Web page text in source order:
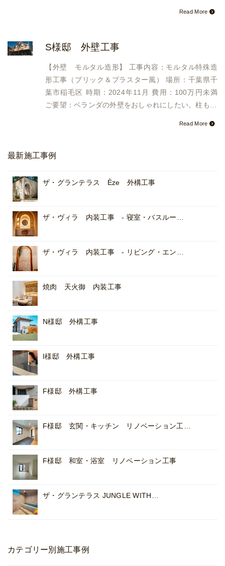
Read More
S様邸 外壁工事
【外壁 モルタル造形】 工事内容：モルタル特殊造
形工事（ブリック＆プラスター風） 場所：千葉県千
葉市稲毛区 時期：2024年11月 費用：100万円未満
ご要望：ベランダの外壁をおしゃれにしたい。柱も…
Read More
最新施工事例
ザ・グランテラス Èze 外構工事
ザ・ヴィラ 内装工事 - 寝室・バスルー…
ザ・ヴィラ 内装工事 - リビング・エン…
焼肉 天火御 内装工事
N様邸 外構工事
I様邸 外構工事
F様邸 外構工事
F様邸 玄関・キッチン リノベーション工…
F様邸 和室・浴室 リノベーション工事
ザ・グランテラス JUNGLE WITH…
カテゴリー別施工事例